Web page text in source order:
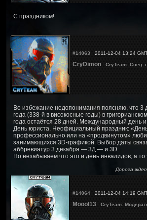
С праздником!
#14063 2011-12-04 13:24
CryDimon CryTeam: Спец.
Во избежание недопонимания поясняю, что 3
года (338-й в високосные годы) в
года остаётся 28 дней. Международный день
День юриста. Неофициальный праздник:
профессионально или на «продвинутом»
занимающихся 3D-графикой. Выбор даты
аббревиатур 3 декабря — 3Д — и 3D.
Но незабываем что это и день инвалидов, а
Дорога
#14064 2011-12-04 14:19
Moool13 CryTeam: